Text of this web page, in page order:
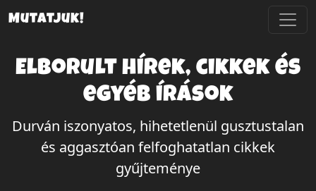
Mutatjuk!
Elborult hírek, cikkek és
egyéb írások
Durván iszonyatos, hihetetlenül gusztustalan
és aggasztóan felfoghatatlan cikkek
gyűjteménye